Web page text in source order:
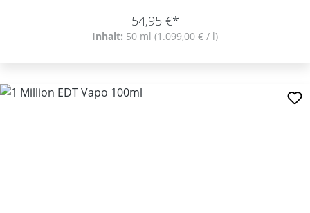
54,95 €*
Inhalt: 50 ml (1.099,00 € / l)